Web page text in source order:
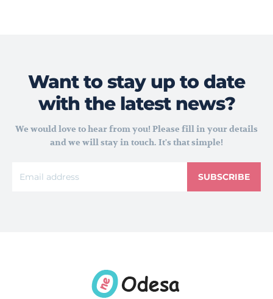
Want to stay up to date
with the latest news?
We would love to hear from you! Please fill in your details
and we will stay in touch. It's that simple!
SUBSCRIBE